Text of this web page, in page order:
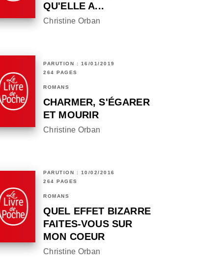
QU'ELLE A...
Christine Orban
PARUTION : 16/01/2019
264 PAGES
ROMANS
CHARMER, S'ÉGARER
ET MOURIR
Christine Orban
PARUTION : 10/02/2016
264 PAGES
ROMANS
QUEL EFFET BIZARRE
FAITES-VOUS SUR
MON COEUR
Christine Orban